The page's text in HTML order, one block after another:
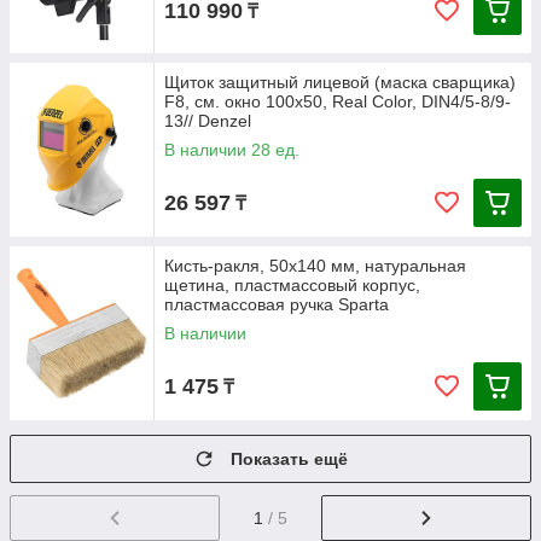
110 990 ₸
Щиток защитный лицевой (маска сварщика)
F8, см. окно 100х50, Real Color, DIN4/5-8/9-
13// Denzel
В наличии 28 ед.
26 597 ₸
Кисть-ракля, 50х140 мм, натуральная
щетина, пластмассовый корпус,
пластмассовая ручка Sparta
В наличии
1 475 ₸
Показать ещё
1 / 5